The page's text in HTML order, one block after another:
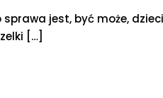
jest, być może,
[…]